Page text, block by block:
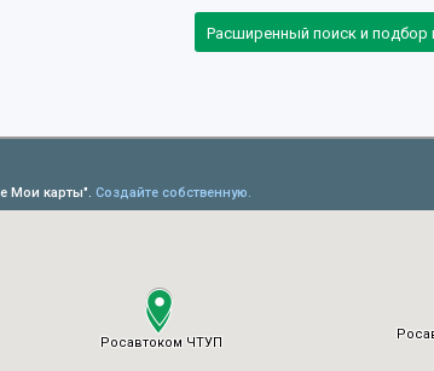
Расширенный поиск и подбор